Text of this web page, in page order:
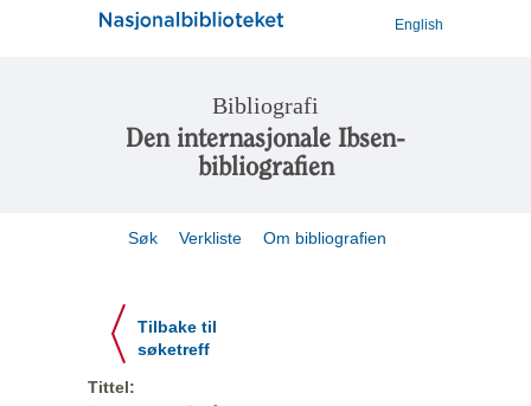
English
Bibliografi
Den internasjonale Ibsen-
bibliografien
Søk Verkliste Om bibliografien
Tilbake til
søketreff
Tittel: